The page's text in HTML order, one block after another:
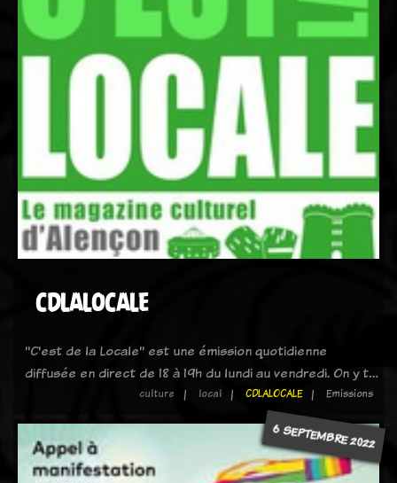
CDLALOCALE
"C'est de la Locale" est une émission quotidienne
diffusée en direct de 18 à 19h du lundi au vendredi. On y t…
culture local CDLALOCALE Emissions
6 SEPTEMBRE 2022